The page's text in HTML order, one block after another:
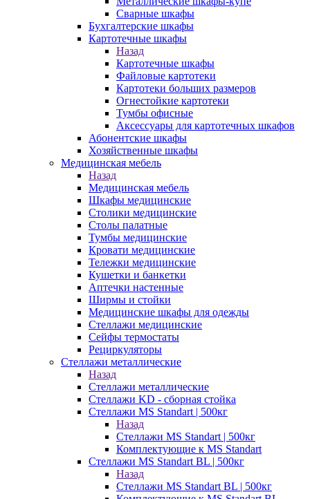
Сварные шкафы
Бухгалтерские шкафы
Картотечные шкафы
Назад
Картотечные шкафы
Файловые картотеки
Картотеки больших размеров
Огнестойкие картотеки
Тумбы офисные
Аксессуары для картотечных шкафов
Абонентские шкафы
Хозяйственные шкафы
Медицинская мебель
Назад
Медицинская мебель
Шкафы медицинские
Столики медицинские
Столы палатные
Тумбы медицинские
Кровати медицинские
Тележки медицинские
Кушетки и банкетки
Аптечки настенные
Ширмы и стойки
Медицинские шкафы для одежды
Стеллажи медицинские
Сейфы термостаты
Рециркуляторы
Стеллажи металлические
Назад
Стеллажи металлические
Стеллажи KD - сборная стойка
Стеллажи MS Standart | 500кг
Назад
Стеллажи MS Standart | 500кг
Комплектующие к MS Standart
Стеллажи MS Standart BL | 500кг
Назад
Стеллажи MS Standart BL | 500кг